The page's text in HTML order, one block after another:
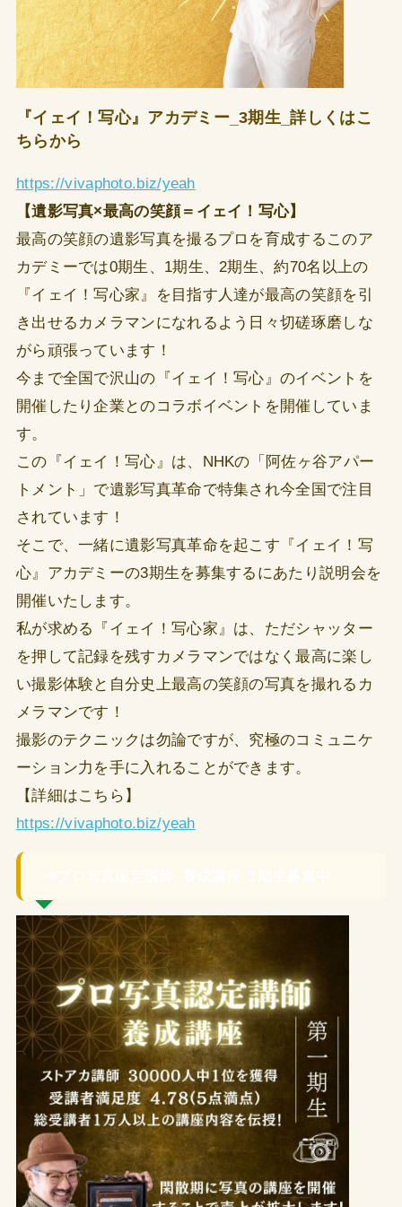
『イェイ！写心』アカデミー_3期生_詳しくはこ
ちらから
https://vivaphoto.biz/yeah
【遺影写真×最高の笑顔＝イェイ！写心】
最高の笑顔の遺影写真を撮るプロを育成するこのア
カデミーでは0期生、1期生、2期生、約70名以上の
『イェイ！写心家』を目指す人達が最高の笑顔を引
き出せるカメラマンになれるよう日々切磋琢磨しな
がら頑張っています！
今まで全国で沢山の『イェイ！写心』のイベントを
開催したり企業とのコラボイベントを開催していま
す。
この『イェイ！写心』は、NHKの「阿佐ヶ谷アパー
トメント」で遺影写真革命で特集され今全国で注目
されています！
そこで、一緒に遺影写真革命を起こす『イェイ！写
心』アカデミーの3期生を募集するにあたり説明会を
開催いたします。
私が求める『イェイ！写心家』は、ただシャッター
を押して記録を残すカメラマンではなく最高に楽し
い撮影体験と自分史上最高の笑顔の写真を撮れるカ
メラマンです！
撮影のテクニックは勿論ですが、究極のコミュニケ
ーション力を手に入れることができます。
【詳細はこちら】
https://vivaphoto.biz/yeah